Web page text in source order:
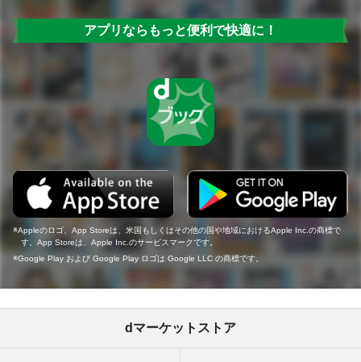
アプリならもっと便利で快適に！
Appleのロゴ、App Storeは、米国もしくはその他の国や地域におけるApple Inc.の商標で
す。App Storeは、Apple Inc.のサービスマークです。
Google Play および Google Play ロゴは Google LLC の商標です。
dマーケットストア